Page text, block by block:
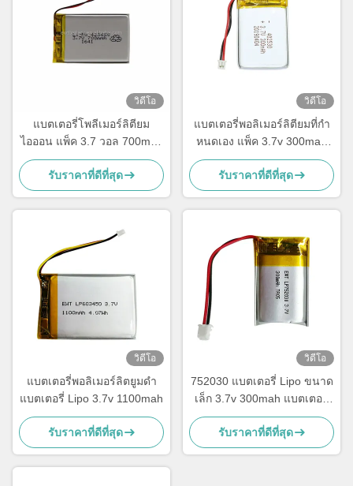
วิดีโอ
แบตเตอรี่โพลีเมอร์ลิตียม
ไอออน แพ็ค 3.7 วอล 700mah
แบตเตอรี่ LP423450
รับราคาที่ดีที่สุด
วิดีโอ
แบตเตอรี่พอลิเมอร์ลิตียมที่กํา
หนดเอง แพ็ค 3.7v 300mah
แบตเตอรี่ LiPo 402530
รับราคาที่ดีที่สุด
วิดีโอ
แบตเตอรี่พอลิเมอร์ลิตยูมดํา
แบตเตอรี่ Lipo 3.7v 1100mah
รับราคาที่ดีที่สุด
วิดีโอ
752030 แบตเตอรี่ Lipo ขนาด
เล็ก 3.7v 300mah แบตเตอรี่
Li Polymer สามารถชาร์จได้
รับราคาที่ดีที่สุด